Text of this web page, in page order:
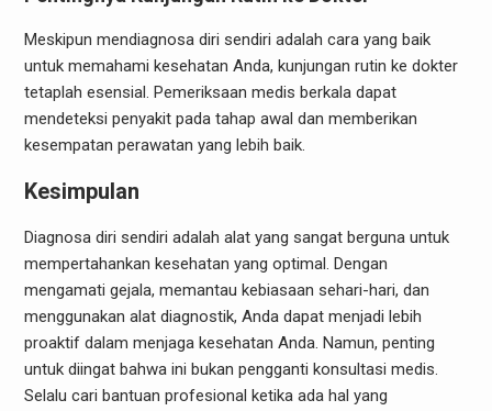
Meskipun mendiagnosa diri sendiri adalah cara yang baik
untuk memahami kesehatan Anda, kunjungan rutin ke dokter
tetaplah esensial. Pemeriksaan medis berkala dapat
mendeteksi penyakit pada tahap awal dan memberikan
kesempatan perawatan yang lebih baik.
Kesimpulan
Diagnosa diri sendiri adalah alat yang sangat berguna untuk
mempertahankan kesehatan yang optimal. Dengan
mengamati gejala, memantau kebiasaan sehari-hari, dan
menggunakan alat diagnostik, Anda dapat menjadi lebih
proaktif dalam menjaga kesehatan Anda. Namun, penting
untuk diingat bahwa ini bukan pengganti konsultasi medis.
Selalu cari bantuan profesional ketika ada hal yang